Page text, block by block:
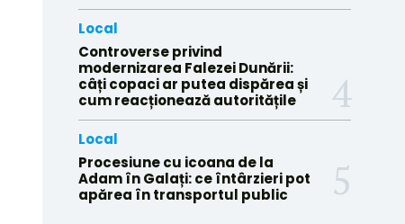
Local
Controverse privind
modernizarea Falezei Dunării:
câți copaci ar putea dispărea și
cum reacționează autoritățile
Local
Procesiune cu icoana de la
Adam în Galați: ce întârzieri pot
apărea în transportul public